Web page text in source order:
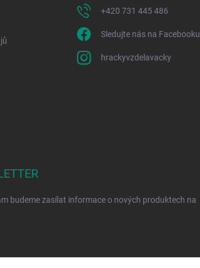
+420 731 445 486
Sledujte nás na Facebooku
hrackyvzdelavacky
budeme zasílat informace o nových produktech na